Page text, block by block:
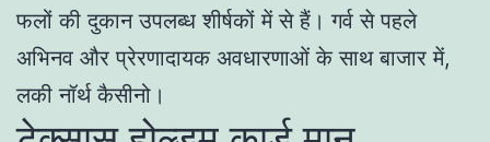
फलों की दुकान उपलब्ध शीर्षकों में से हैं। गर्व से पहले
अभिनव और प्रेरणादायक अवधारणाओं के साथ बाजार में,
लकी नॉर्थ कैसीनो।